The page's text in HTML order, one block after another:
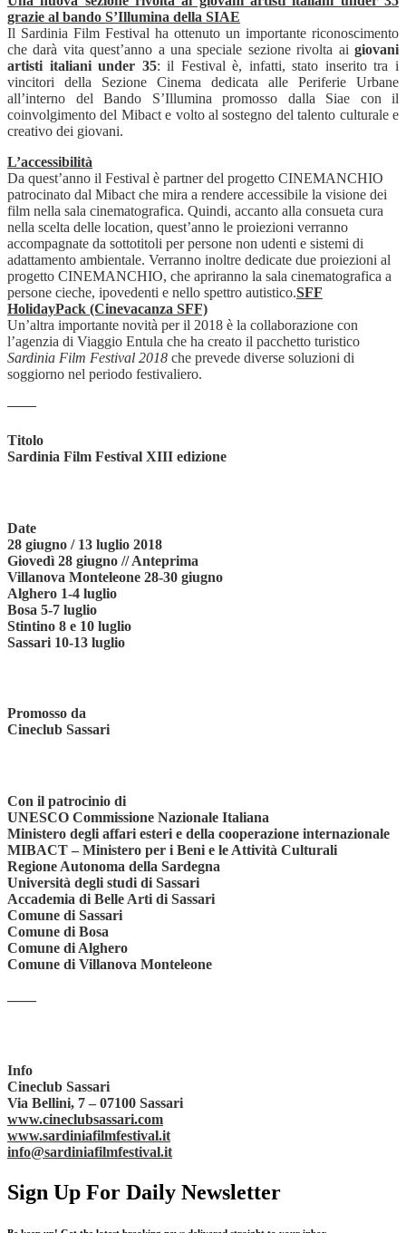
grazie al bando S’Illumina della SIAE
Il Sardinia Film Festival ha ottenuto un importante riconoscimento
che darà vita quest’anno a una speciale sezione rivolta ai giovani
artisti italiani under 35: il Festival è, infatti, stato inserito tra i
vincitori della Sezione Cinema dedicata alle Periferie Urbane
all’interno del Bando S’Illumina promosso dalla Siae con il
coinvolgimento del Mibact e volto al sostegno del talento culturale e
creativo dei giovani.
L’accessibilità
Da quest’anno il Festival è partner del progetto CINEMANCHIO
patrocinato dal Mibact che mira a rendere accessibile la visione dei
film nella sala cinematografica. Quindi, accanto alla consueta cura
nella scelta delle location, quest’anno le proiezioni verranno
accompagnate da sottotitoli per persone non udenti e sistemi di
adattamento ambientale. Verranno inoltre dedicate due proiezioni al
progetto CINEMANCHIO, che apriranno la sala cinematografica a
persone cieche, ipovedenti e nello spettro autistico.SFF
HolidayPack (Cinevacanza SFF)
Un’altra importante novità per il 2018 è la collaborazione con
l’agenzia di Viaggio Entula che ha creato il pacchetto turistico
Sardinia Film Festival 2018 che prevede diverse soluzioni di
soggiorno nel periodo festivaliero.
——
Titolo
Sardinia Film Festival XIII edizione
Date
28 giugno / 13 luglio 2018
Giovedì 28 giugno // Anteprima
Villanova Monteleone 28-30 giugno
Alghero 1-4 luglio
Bosa 5-7 luglio
Stintino 8 e 10 luglio
Sassari 10-13 luglio
Promosso da
Cineclub Sassari
Con il patrocinio di
UNESCO Commissione Nazionale Italiana
Ministero degli affari esteri e della cooperazione internazionale
MIBACT – Ministero per i Beni e le Attività Culturali
Regione Autonoma della Sardegna
Università degli studi di Sassari
Accademia di Belle Arti di Sassari
Comune di Sassari
Comune di Bosa
Comune di Alghero
Comune di Villanova Monteleone
——
Info
Cineclub Sassari
Via Bellini, 7 – 07100 Sassari
www.cineclubsassari.com
www.sardiniafilmfestival.it
info@sardiniafilmfestival.it
Sign Up For Daily Newsletter